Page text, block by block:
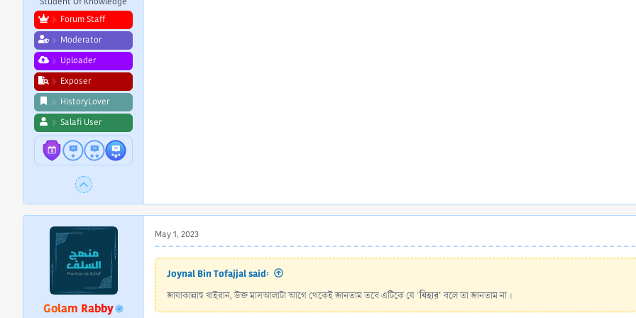
Forum Staff
Moderator
Uploader
Exposer
HistoryLover
Salafi User
Golam Rabby
May 1, 2023
Joynal Bin Tofajjal said:
জাযাকাল্লাহু খাইরান, উক্ত মাসআলাটা আগে থেকেই জানতাম তবে এটিকে যে 'যিহার'বলে তা জানতাম না ।